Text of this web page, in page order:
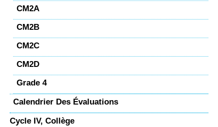
CM2A
CM2B
CM2C
CM2D
Grade 4
Calendrier Des Évaluations
Cycle IV, Collège